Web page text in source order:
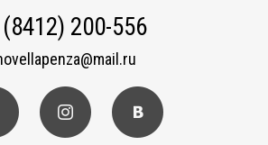
200-556